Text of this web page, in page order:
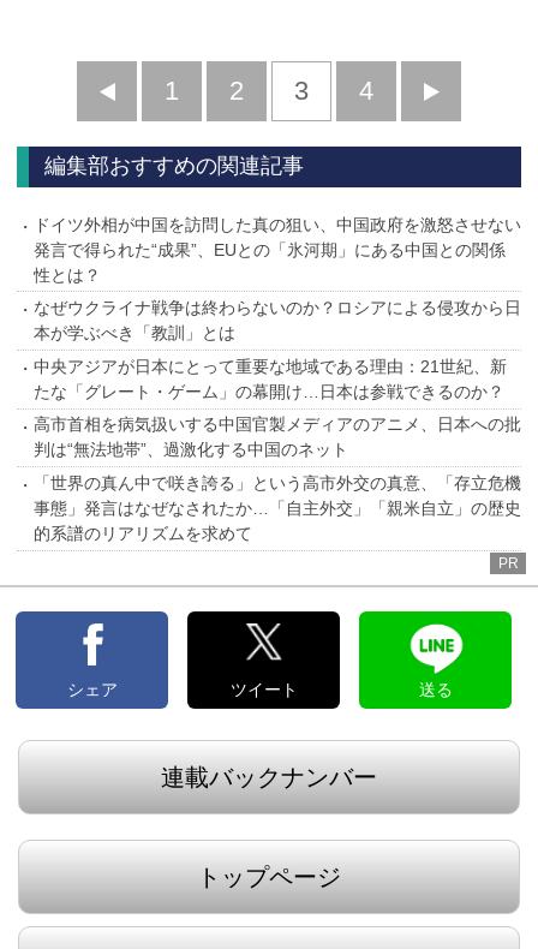
前
へ
1 2 3 4
へ
編集部おすすめの関連記事
ドイツ外相が中国を訪問した真の狙い、中国政府を激怒させない
発言で得られた“成果”、EUとの「氷河期」にある中国との関係
性とは？
なぜウクライナ戦争は終わらないのか？ロシアによる侵攻から日
本が学ぶべき「教訓」とは
中央アジアが日本にとって重要な地域である理由：21世紀、新
たな「グレート・ゲーム」の幕開け…日本は参戦できるのか？
高市首相を病気扱いする中国官製メディアのアニメ、日本への批
判は“無法地帯”、過激化する中国のネット
「世界の真ん中で咲き誇る」という高市外交の真意、「存立危機
事態」発言はなぜなされたか…「自主外交」「親米自立」の歴史
的系譜のリアリズムを求めて
PR
シェア ツイート 送る
連載バックナンバー
トップページ